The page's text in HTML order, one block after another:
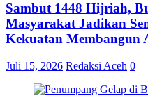
Sambut 1448 Hijriah,
Masyarakat Jadikan
Kekuatan Membangun
Juli 15, 2026 Redaksi Aceh 0